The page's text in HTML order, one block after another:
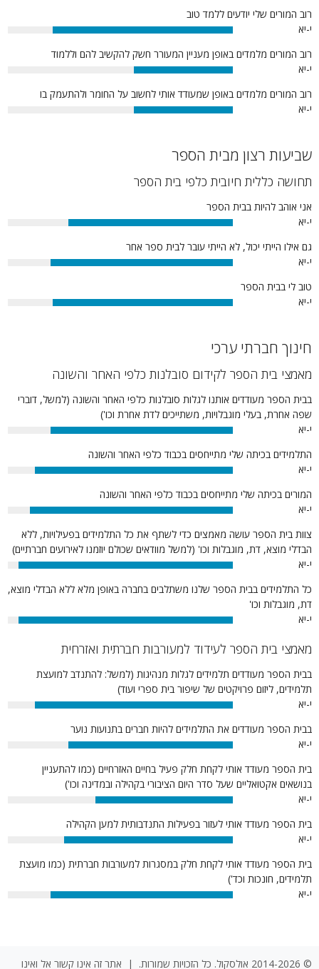
רוב המורים שלי יודעים ללמד טוב
י-יא
80%
רוב המורים מלמדים באופן מעניין המעורר חשק להקשיב להם וללמוד
י-יא
44%
רוב המורים מלמדים באופן שמעודד אותי לחשוב על החומר ולהתעמק בו
י-יא
44%
שביעות רצון מבית הספר
תחושה כללית חיובית כלפי בית הספר
אני אוהב להיות בבית הספר
י-יא
73%
גם אילו הייתי יכול, לא הייתי עובר לבית ספר אחר
י-יא
81%
טוב לי בבית הספר
י-יא
80%
חינוך חברתי ערכי
מאמצי בית הספר לקידום סובלנות כלפי האחר והשונה
בבית הספר מעודדים אותנו לגלות סובלנות כלפי האחר והשונה (למשל, דוברי
שפה אחרת, בעלי מוגבלויות, משתייכים לדת אחרת וכו')
י-יא
81%
התלמידים בכיתה שלי מתייחסים בכבוד כלפי האחר והשונה
י-יא
88%
המורים בכיתה שלי מתייחסים בכבוד כלפי האחר והשונה
י-יא
90%
צוות בית הספר עושה מאמצים כדי לשתף את כל התלמידים בפעילויות, ללא
הבדלי מוצא, דת, מוגבלות וכו' (למשל מוודאים שכולם יוזמנו לאירועים חברתיים)
י-יא
95%
כל התלמידים בבית הספר שלנו משתלבים בחברה באופן מלא ללא הבדלי מוצא,
דת, מוגבלות וכו'
י-יא
95%
מאמצי בית הספר לעידוד למעורבות חברתית ואזרחית
בבית הספר מעודדים תלמידים לגלות מנהיגות (למשל: להתנדב למועצת
תלמידים, ליזום פרויקטים של שיפור בית ספרי ועוד)
י-יא
88%
בבית הספר מעודדים את התלמידים להיות חברים בתנועות נוער
י-יא
73%
בית הספר מעודד אותי לקחת חלק פעיל בחיים האזרחיים (כמו להתעניין
בנושאים אקטואליים שעל סדר היום הציבורי בקהילה ובמדינה וכו')
י-יא
61%
בית הספר מעודד אותי לעזור בפעילות התנדבותית למען הקהילה
י-יא
75%
בית הספר מעודד אותי לקחת חלק במסגרות למעורבות חברתית (כמו מועצת
תלמידים, חונכות וכד')
י-יא
81%
© 2014-2026 אולסקול. כל הזכויות שמורות. | אתר זה אינו קשור אל ואינו